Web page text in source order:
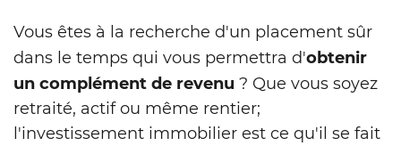
Vous êtes à la recherche d'un placement sûr
dans le temps qui vous permettra d'obtenir
un complément de revenu ? Que vous soyez
retraité, actif ou même rentier;
l'investissement immobilier est ce qu'il se fait